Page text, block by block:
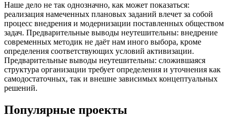
Наше дело не так однозначно, как может показаться:
реализация намеченных плановых заданий влечет за собой
процесс внедрения и модернизации поставленных обществом
задач. Предварительные выводы неутешительны: внедрение
современных методик не даёт нам иного выбора, кроме
определения соответствующих условий активизации.
Предварительные выводы неутешительны: сложившаяся
структура организации требует определения и уточнения как
самодостаточных, так и внешне зависимых концептуальных
решений.
Популярные проекты